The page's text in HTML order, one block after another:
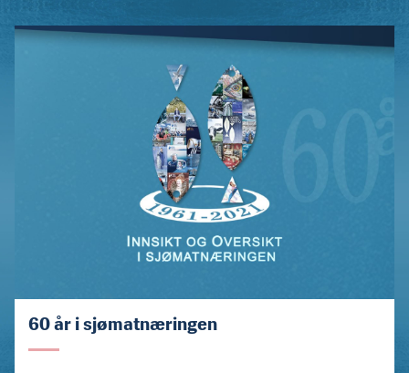
60 år i sjømatnæringen